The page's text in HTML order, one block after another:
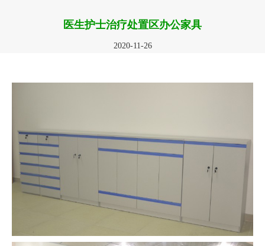
医生护士治疗处置区办公家具
2020-11-26